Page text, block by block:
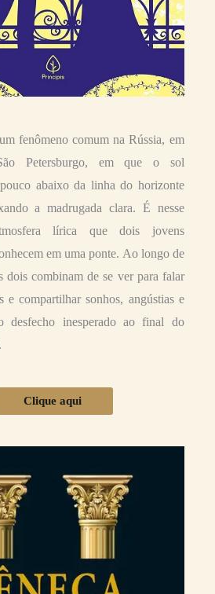
fenômeno comum na Rússia, em
Petersburgo, em que o sol
abaixo da linha do horizonte
a madrugada clara. É nesse
lírica que dois jovens
em uma ponte. Ao longo de
dois combinam de se ver para falar
e compartilhar sonhos, angústias e
desfecho inesperado ao final do
Clique aqui